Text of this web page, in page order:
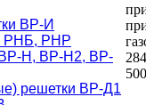
ВР-И
РНБ, РНР
Н, ВР-Н2, ВР-
решетки ВР-Д1